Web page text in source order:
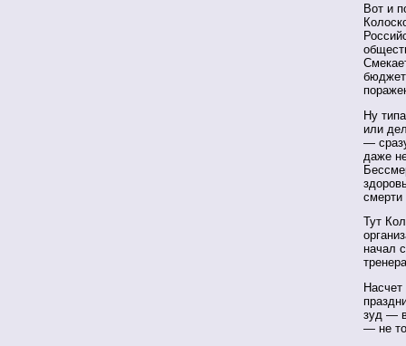
Вот и
Ну
или
—
даже
Тут
начал
зуд —
— не